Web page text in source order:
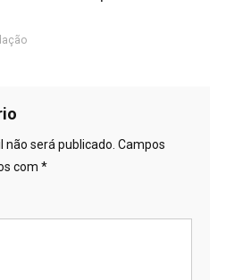
será publicado. Campos
com *